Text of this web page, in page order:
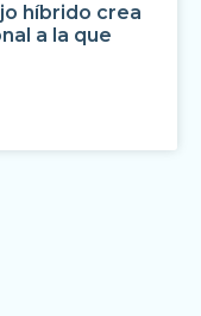
híbrido crea
a la que